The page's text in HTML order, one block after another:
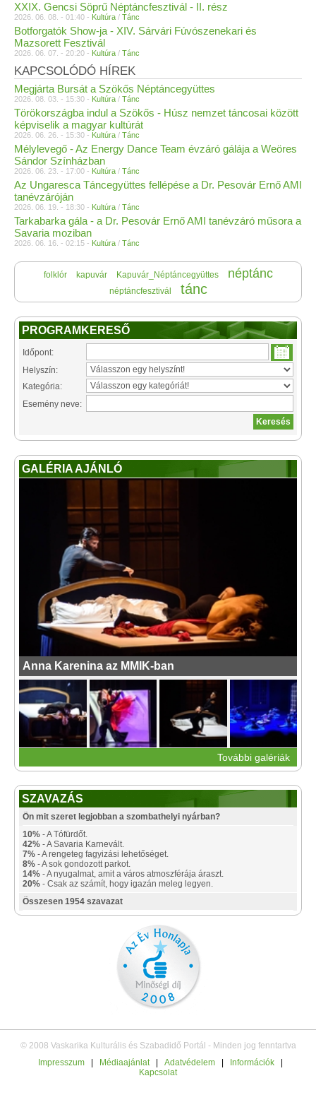
XXIX. Gencsi Söprű Néptáncfesztivál - II. rész
2026. 06. 08. - 01:40 - Kultúra / Tánc
Botforgatók Show-ja - XIV. Sárvári Fúvószenekari és
Mazsorett Fesztivál
2026. 06. 07. - 20:20 - Kultúra / Tánc
KAPCSOLÓDÓ HÍREK
Megjárta Bursát a Szökős Néptáncegyüttes
2026. 08. 03. - 15:30 - Kultúra / Tánc
Törökországba indul a Szökős - Húsz nemzet táncosai között
képviselik a magyar kultúrát
2026. 06. 26. - 15:30 - Kultúra / Tánc
Mélylevegő - Az Energy Dance Team évzáró gálája a Weöres
Sándor Színházban
2026. 06. 23. - 17:00 - Kultúra / Tánc
Az Ungaresca Táncegyüttes fellépése a Dr. Pesovár Ernő AMI
tanévzáróján
2026. 06. 19. - 18:30 - Kultúra / Tánc
Tarkabarka gála - a Dr. Pesovár Ernő AMI tanévzáró műsora a
Savaria moziban
2026. 06. 16. - 02:15 - Kultúra / Tánc
folklór kapuvár Kapuvár_Néptáncegyüttes néptánc
néptáncfesztivál tánc
PROGRAMKERESŐ
Időpont:
Helyszín:
Kategória:
Esemény neve:
GALÉRIA AJÁNLÓ
Anna Karenina az MMIK-ban
További galériák
SZAVAZÁS
Ön mit szeret legjobban a szombathelyi nyárban?
10% - A Tófürdőt.
42% - A Savaria Karnevált.
7% - A rengeteg fagyizási lehetőséget.
8% - A sok gondozott parkot.
14% - A nyugalmat, amit a város atmoszférája áraszt.
20% - Csak az számít, hogy igazán meleg legyen.
Összesen 1954 szavazat
© 2008 Vaskarika Kulturális és Szabadidő Portál - Minden jog fenntartva
Impresszum
Médiaajánlat Adatvédelem Információk
Kapcsolat